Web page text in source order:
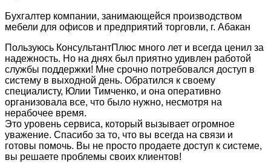
Бухгалтер компании, занимающейся производством
мебели для офисов и предприятий торговли, г. Абакан
Пользуюсь КонсультантПлюс много лет и всегда ценил за
надежность. Но на днях был приятно удивлен работой
службы поддержки! Мне срочно потребовался доступ в
систему в выходной день. Обратился к своему
специалисту, Юлии Тимченко, и она оперативно
организовала все, что было нужно, несмотря на
нерабочее время.
Это уровень сервиса, который вызывает огромное
уважение. Спасибо за то, что вы всегда на связи и
готовы помочь. Вы не просто продаете доступ к системе,
вы решаете проблемы своих клиентов!